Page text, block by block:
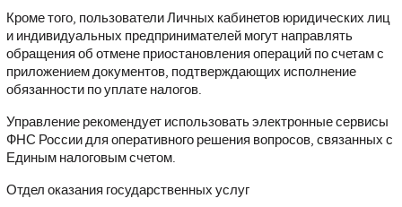
Кроме того, пользователи Личных кабинетов юридических лиц
и индивидуальных предпринимателей могут направлять
обращения об отмене приостановления операций по счетам с
приложением документов, подтверждающих исполнение
обязанности по уплате налогов.
Управление рекомендует использовать электронные сервисы
ФНС России для оперативного решения вопросов, связанных с
Единым налоговым счетом.
Отдел оказания государственных услуг